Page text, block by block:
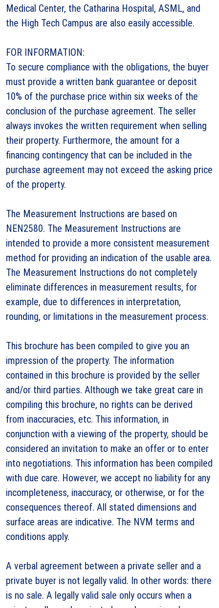
Medical Center, the Catharina Hospital, ASML, and
the High Tech Campus are also easily accessible.
FOR INFORMATION:
To secure compliance with the obligations, the buyer
must provide a written bank guarantee or deposit
10% of the purchase price within six weeks of the
conclusion of the purchase agreement. The seller
always invokes the written requirement when selling
their property. Furthermore, the amount for a
financing contingency that can be included in the
purchase agreement may not exceed the asking price
of the property.
The Measurement Instructions are based on
NEN2580. The Measurement Instructions are
intended to provide a more consistent measurement
method for providing an indication of the usable area.
The Measurement Instructions do not completely
eliminate differences in measurement results, for
example, due to differences in interpretation,
rounding, or limitations in the measurement process.
This brochure has been compiled to give you an
impression of the property. The information
contained in this brochure is provided by the seller
and/or third parties. Although we take great care in
compiling this brochure, no rights can be derived
from inaccuracies, etc. This information, in
conjunction with a viewing of the property, should be
considered an invitation to make an offer or to enter
into negotiations. This information has been compiled
with due care. However, we accept no liability for any
incompleteness, inaccuracy, or otherwise, or for the
consequences thereof. All stated dimensions and
surface areas are indicative. The NVM terms and
conditions apply.
A verbal agreement between a private seller and a
private buyer is not legally valid. In other words: there
is no sale. A legally valid sale only occurs when a